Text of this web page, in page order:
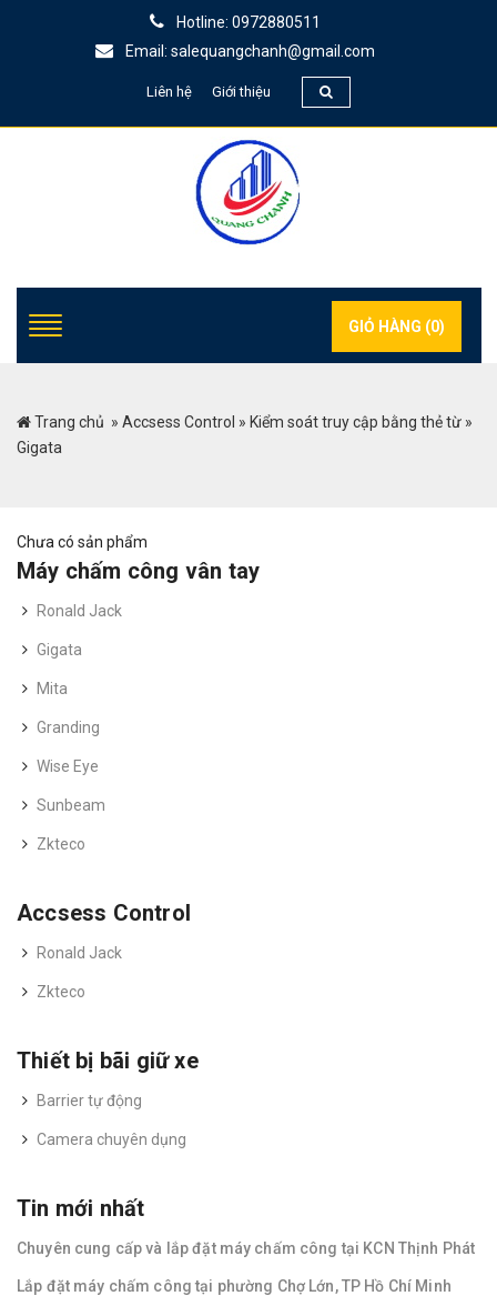
Hotline: 0972880511
Email: salequangchanh@gmail.com
Liên hệ Giới thiệu
GIỎ HÀNG (0)
Trang chủ » Accsess Control » Kiểm soát truy cập bằng thẻ từ »
Gigata
Chưa có sản phẩm
Máy chấm công vân tay
Ronald Jack
Gigata
Mita
Granding
Wise Eye
Sunbeam
Zkteco
Accsess Control
Ronald Jack
Zkteco
Thiết bị bãi giữ xe
Barrier tự động
Camera chuyên dụng
Tin mới nhất
Chuyên cung cấp và lắp đặt máy chấm công tại KCN Thịnh Phát
Lắp đặt máy chấm công tại phường Chợ Lớn, TP Hồ Chí Minh